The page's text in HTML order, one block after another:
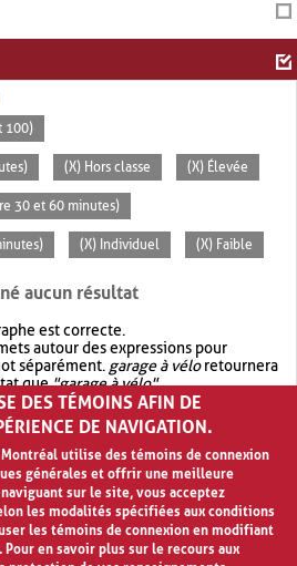
100)
(X) Hors classe (X) Élevée
30 et 60 minutes)
(X) Individuel (X) Faible
aucun résultat
est correcte.
autour des expressions pour
séparément. garage à véloretournera
que"garage à vélo".
recherche avec OR.garage OR vélo
de résultat quegarage à vélo
DES TÉMOINS AFIN DE
DE NAVIGATION.
utilise des témoins de connexion
générales et offrir une meilleure
sur le site, vous acceptez
les modalités spécifiées aux conditions
les témoins de connexion en modifiant
en savoir plus sur le recours aux